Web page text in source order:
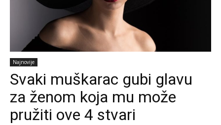
Najnovije
Svaki muškarac gubi glavu
za ženom koja mu može
pružiti ove 4 stvari